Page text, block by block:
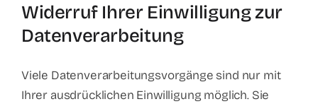
Widerruf Ihrer Einwilligung zur
Datenverarbeitung
Viele Datenverarbeitungsvorgänge sind nur mit
Ihrer ausdrücklichen Einwilligung möglich. Sie